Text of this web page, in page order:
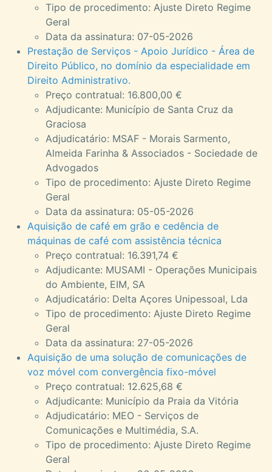
Tipo de procedimento: Ajuste Direto Regime
Geral
Data da assinatura: 07-05-2026
Prestação de Serviços - Apoio Jurídico - Área de
Direito Público, no domínio da especialidade em
Direito Administrativo.
Preço contratual: 16.800,00 €
Adjudicante: Município de Santa Cruz da
Graciosa
Adjudicatário: MSAF - Morais Sarmento,
Almeida Farinha & Associados - Sociedade de
Advogados
Tipo de procedimento: Ajuste Direto Regime
Geral
Data da assinatura: 05-05-2026
Aquisição de café em grão e cedência de
máquinas de café com assistência técnica
Preço contratual: 16.391,74 €
Adjudicante: MUSAMI - Operações Municipais
do Ambiente, EIM, SA
Adjudicatário: Delta Açores Unipessoal, Lda
Tipo de procedimento: Ajuste Direto Regime
Geral
Data da assinatura: 27-05-2026
Aquisição de uma solução de comunicações de
voz móvel com convergência fixo-móvel
Preço contratual: 12.625,68 €
Adjudicante: Município da Praia da Vitória
Adjudicatário: MEO - Serviços de
Comunicações e Multimédia, S.A.
Tipo de procedimento: Ajuste Direto Regime
Geral